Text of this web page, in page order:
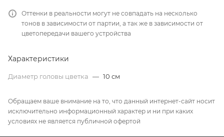
Оттенки в реальности могут не совпадать на несколько
тонов в зависимости от партии, а так же в зависимости от
цветопередачи вашего устройства
Характеристики
Диаметр головы цветка — 10 см
Обращаем ваше внимание на то, что данный интернет-сайт носит
исключительно информационный характер и ни при каких
условиях не является публичной офертой